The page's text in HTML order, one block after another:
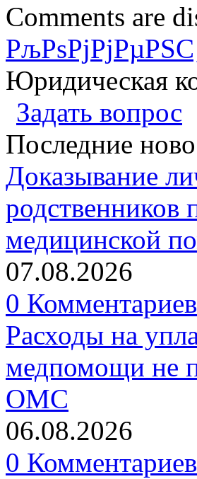
Comments are
Юридическая
Задать вопрос
Последние
Доказывание
родственников
медицинской
07.08.2026
0 Комментариев
Расходы на
медпомощи не
ОМС
06.08.2026
0 Комментариев